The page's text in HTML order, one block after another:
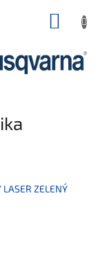
LASER ZELENÝ